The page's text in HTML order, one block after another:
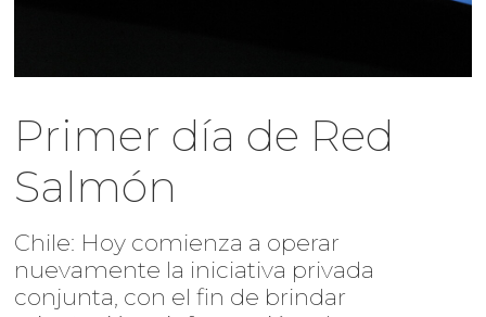
Primer día de Red
Salmón
Chile: Hoy comienza a operar
nuevamente la iniciativa privada
conjunta, con el fin de brindar